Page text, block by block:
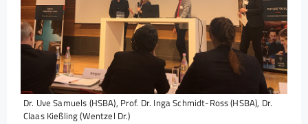
Dr. Uve Samuels (HSBA), Prof. Dr. Inga Schmidt-Ross (HSBA), Dr.
Claas Kießling (Wentzel Dr.)